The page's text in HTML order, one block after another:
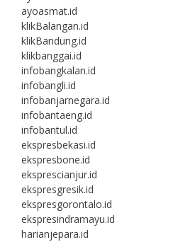
ayoasmat.id
klikBalangan.id
klikBandung.id
klikbanggai.id
infobangkalan.id
infobangli.id
infobanjarnegara.id
infobantaeng.id
infobantul.id
ekspresbekasi.id
ekspresbone.id
eksprescianjur.id
ekspresgresik.id
ekspresgorontalo.id
ekspresindramayu.id
harianjepara.id